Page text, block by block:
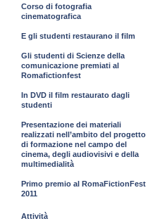
Corso di fotografia
cinematografica
E gli studenti restaurano il film
Gli studenti di Scienze della
comunicazione premiati al
Romafictionfest
In DVD il film restaurato dagli
studenti
Presentazione dei materiali
realizzati nell’ambito del progetto
di formazione nel campo del
cinema, degli audiovisivi e della
multimedialità
Primo premio al RomaFictionFest
2011
Attività